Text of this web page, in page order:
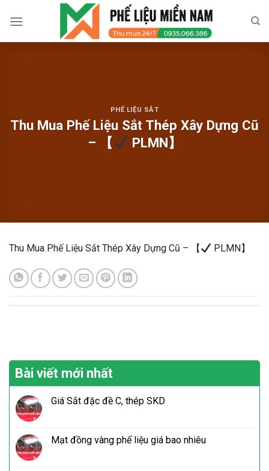
PHẾ LIỆU SẮT
Thu Mua Phế Liệu Sắt Thép Xây Dựng Cũ
– 【
PLMN】
Thu Mua Phế Liệu Sắt Thép Xây Dựng Cũ – 【 PLMN】
Bài viết mới nhất
Giá Sắt đặc đề C, thép SKD
Mạt đồng vàng phế liệu giá bao nhiêu